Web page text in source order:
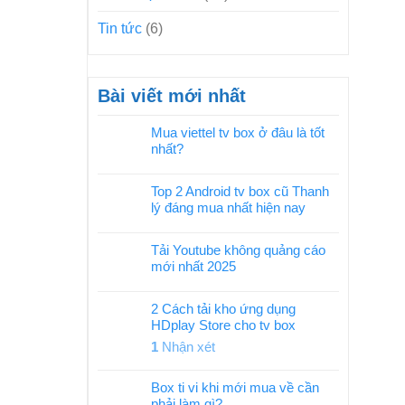
Tin tức (6)
Bài viết mới nhất
Mua viettel tv box ở đâu là tốt
nhất?
Top 2 Android tv box cũ Thanh
lý đáng mua nhất hiện nay
Tải Youtube không quảng cáo
mới nhất 2025
2 Cách tải kho ứng dụng
HDplay Store cho tv box
1 Nhận xét
Box ti vi khi mới mua về cần